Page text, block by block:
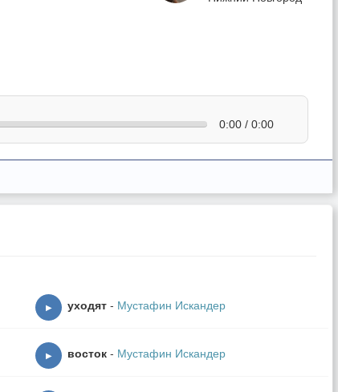
0:00 / 0:00
▶ уходят - Мустафин Искандер
▶ восток - Мустафин Искандер